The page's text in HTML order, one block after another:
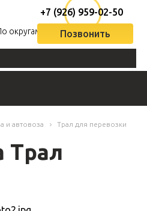
округам
+7 (926) 959-02-50
Позвонить
и автовоза
Трал для перевозки
Трал